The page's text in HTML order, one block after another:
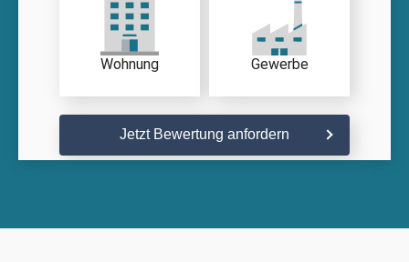
Wohnung Gewerbe
Jetzt Bewertung anfordern